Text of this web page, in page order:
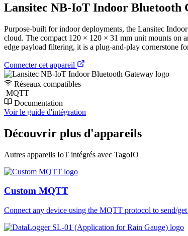
Lansitec NB-IoT Indoor Bluetooth
Purpose-built for indoor deployments, the Lansitec
cloud. The compact 120 × 120 × 31 mm unit mounts on
edge payload filtering, it is a plug-and-play cornerstone
Connecter cet appareil
Réseaux compatibles
MQTT
Documentation
Voir le guide d'intégration
Découvrir plus d'appareils
Autres appareils IoT intégrés avec TagoIO
Custom MQTT
Connect any device using the MQTT protocol to send/get